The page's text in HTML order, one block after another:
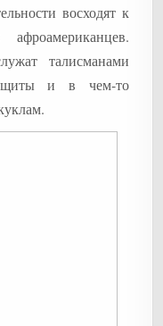
восходят к
талисманами
и в чем-то